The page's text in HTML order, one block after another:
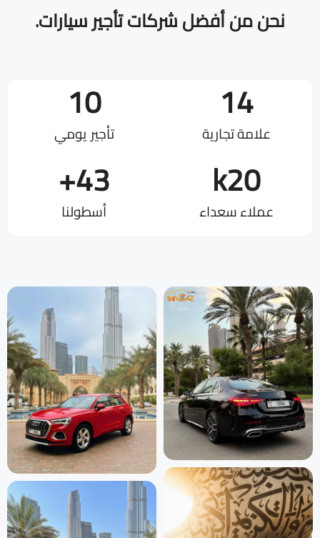
نحن من أفضل شركات تأجير سيارات.
علامة تجارية
14
تأجير يومي
10
عملاء سعداء
20
k
أسطولنا
43
+